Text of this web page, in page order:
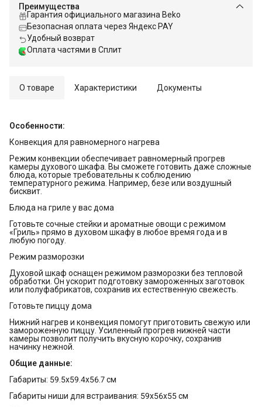
Преимущества
Гарантия официального магазина Beko
Безопасная оплата через Яндекс PAY
Удобный возврат
Оплата частями в Сплит
О товаре Характеристики Документы
Особенности:
Конвекция для равномерного нагрева
Режим конвекции обеспечивает равномерный прогрев
камеры духового шкафа. Вы сможете готовить даже сложные
блюда, которые требовательны к соблюдению
температурного режима. Например, безе или воздушный
бисквит.
Блюда на гриле у вас дома
Готовьте сочные стейки и ароматные овощи с режимом
«Гриль» прямо в духовом шкафу в любое время года и в
любую погоду.
Режим разморозки
Духовой шкаф оснащен режимом разморозки без тепловой
обработки. Он ускорит подготовку замороженных заготовок
или полуфабрикатов, сохранив их естественную свежесть.
Готовьте пиццу дома
Нижний нагрев и конвекция помогут приготовить свежую или
замороженную пиццу. Усиленный прогрев нижней части
камеры позволит получить вкусную корочку, сохранив
начинку нежной.
Общие данные:
Габариты: 59.5x59.4x56.7 см
Габариты ниши для встраивания: 59x56x55 см